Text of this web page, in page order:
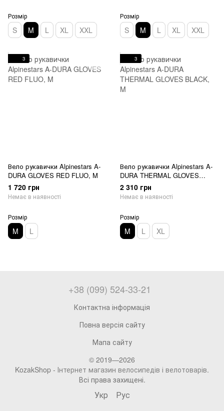
Розмір
S M L XL XXL
Розмір
S M L XL XXL
3
Вело рукавички Alpinestars A-
DURA GLOVES RED FLUO, M
1 720 грн
Немає в наявності
Розмір
M L
3
Вело рукавички Alpinestars A-
DURA THERMAL GLOVES
BLACK, M
2 310 грн
Немає в наявності
Розмір
M L XL
+38 (099) 524-33-21
Контактна інформація
Повна версія сайту
Мапа сайту
© 2019—2026
KozakShop - Інтернет магазин велосипедів і велотоварів.
Всі права захищені.
Укр Рус